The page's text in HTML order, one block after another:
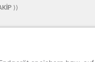
İP ⟩⟩